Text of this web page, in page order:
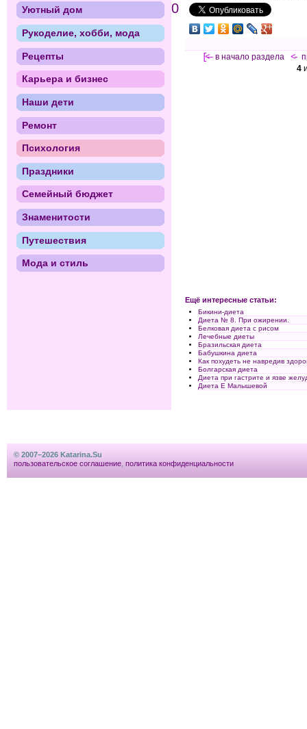
0
[<— в начало раздела <-
4
Ещё интересные статьи:
Бикини-диета
Диета № 8. При ожирении.
Белковая диета с рисом
Лечебные диеты
Бразильская диета
Бабушкина диета
Как похудеть не навредив
Болгарская диета
Диета при гастрите и язве
Диета Е Малышевой
Уютный дом
Рукоделие, хобби, мода
Рецепты
Карьера и бизнес
Наши дети
Ремонт
Психология
Праздники
Семейный бюджет
Знаменитости
Путешествия
Мода и стиль
© 2007–2026 Katarina.Su
пользовательское соглашение политика конфиденциальности